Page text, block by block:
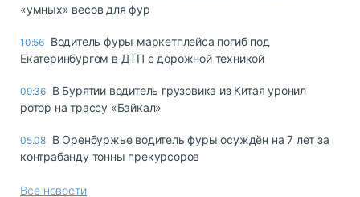
«yмныx» вecoв для фyp
10:56 Водитель фуры маркетплейса погиб под
Екатеринбургом в ДТП с дорожной техникой
09:36 В Бурятии водитель грузовика из Китая уронил
ротор на трассу «Байкал»
05.08 В Оренбуржье водитель фуры осуждён на 7 лет за
контрабанду тонны прекурсоров
Все новости